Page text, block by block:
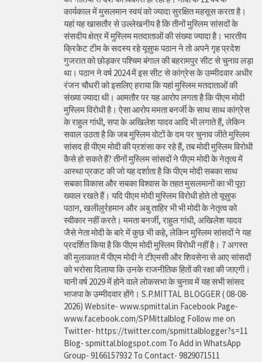
कार्यकाल में मुसलमान स्वयं को ज्यादा सुरक्षित महसूस करता है।
यहां यह खासतौर से उल्लेखनीय है कि तीनों मुस्लिम सांसदों के
संसदीय क्षेत्र में मुस्लिम मतदाताओं की संख्या ज्यादा है। भारतीय
क्रिकेट टीम के सदस्य रहे यूसुफ पठान ने तो अपने गृह प्रदेश
गुजरात को छोड़कर पश्चिम बंगाल की बहरामपुर सीट से चुनाव लड़ा
था। पठान ने वर्ष 2024 में इस सीट से कांग्रेस के उम्मीदवार अधीर
रंजन चौधरी को इसलिए हराया कि यहां मुस्लिम मतदाताओं की
संख्या ज्यादा थी। आमतौर पर यह आरोप लगता है कि पीएम मोदी
मुस्लिम विरोधी है। ऐसा आरोप ममता बनर्जी के साथ साथ कांग्रेस
के राहुल गांधी, सपा के अखिलेश यादव आदि भी लगाते हैं, लेकिन
सवाल उठता है कि जब मुस्लिम वोटों के दम पर चुनाव जीते मुस्लिम
सांसद ही पीएम मोदी की प्रशंसा कर रहे हैं, तब मोदी मुस्लिम विरोधी
कैसे हो सकते हैं? तीनों मुस्लिम सांसदों ने पीएम मोदी के नेतृत्व में
आस्था प्रकट की जो यह दर्शाता है कि पीएम मोदी सबका साथ
सबका विकास और सबका विश्वास के तहत मुसलमानों का भी पूरा
ख्याल रखते हैं। यदि पीएम मोदी मुस्लिम विरोधी होते तो यूसुफ
पठान, खलीलुर्रहमान और अबु ताहिर भी भी मोदी के नेतृत्व को
स्वीकार नहीं करते। ममता बनर्जी, राहुल गांधी, अखिलेश यादव
जैसे नेता मोदी के बारे में कुछ भी कहे, लेकिन मुस्लिम सांसदों ने यह
प्रदर्शित किया है कि पीएम मोदी मुस्लिम विरोधी नहीं है। 7 अगस्त
की मुलाकात में पीएम मोदी ने टीएमसी और शिवसेना से आए सांसदों
को भरोसा दिलाया कि उनके राजनीतिक हितों की रक्षा की जाएगी।
यानी वर्ष 2029 में होने वाले लोकसभा के चुनाव में यह सभी सांसद
भाजपा के उम्मीदवार होंगे। S.P.MITTAL BLOGGER ( 08-08-
2026) Website- www.spmittal.in Facebook Page-
www.facebook.com/SPMittalblog Follow me on
Twitter- https://twitter.com/spmittalblogger?s=11
Blog- spmittal.blogspot.com To Add in WhatsApp
Group- 9166157932 To Contact- 9829071511